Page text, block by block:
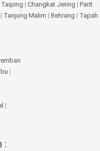
Taiping | Changkat Jering | Parit
| Tanjung Malim | Behrang | Tapah
|
|
: